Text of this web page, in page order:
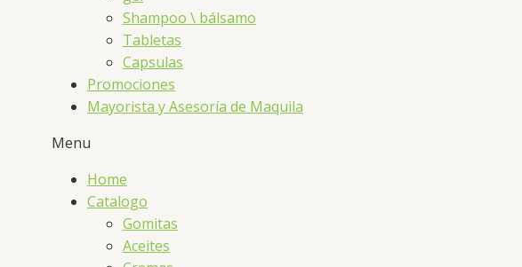
Shampoo \ bálsamo
Tabletas
Capsulas
Promociones
Mayorista y Asesoría de Maquila
Menu
Home
Catalogo
Gomitas
Aceites